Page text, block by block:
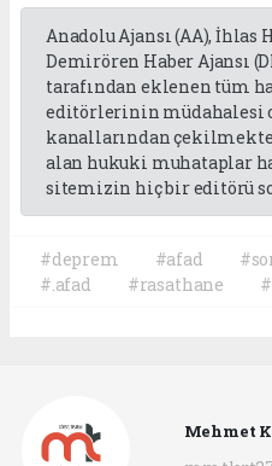
Anadolu Ajansı (AA), İhlas
Demirören Haber Ajansı
tarafından eklenen tüm
editörlerinin müdahalesi
kanallarından
alan hukuki muhataplar
sitemizin hiç bir editörü
#deprem #afad
#.afad
#rasathane
Mehmet